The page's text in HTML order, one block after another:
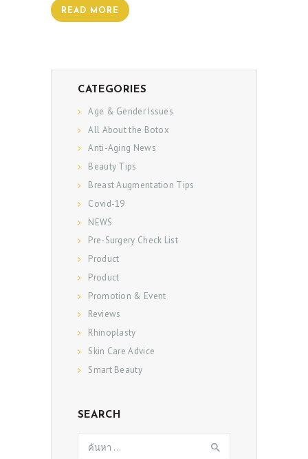
READ MORE
CATEGORIES
Age & Gender Issues
All About the Botox
Anti-Aging News
Beauty Tips
Breast Augmentation Tips
Covid-19
NEWS
Pre-Surgery Check List
Product
Product
Promotion & Event
Reviews
Rhinoplasty
Skin Care Advice
Smart Beauty
SEARCH
สำหรับ: